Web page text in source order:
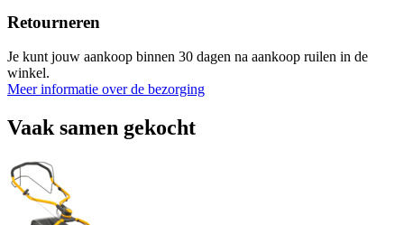
Retourneren
Je kunt jouw aankoop binnen 30 dagen na aankoop ruilen in de
winkel.
Meer informatie over de bezorging
Vaak samen gekocht